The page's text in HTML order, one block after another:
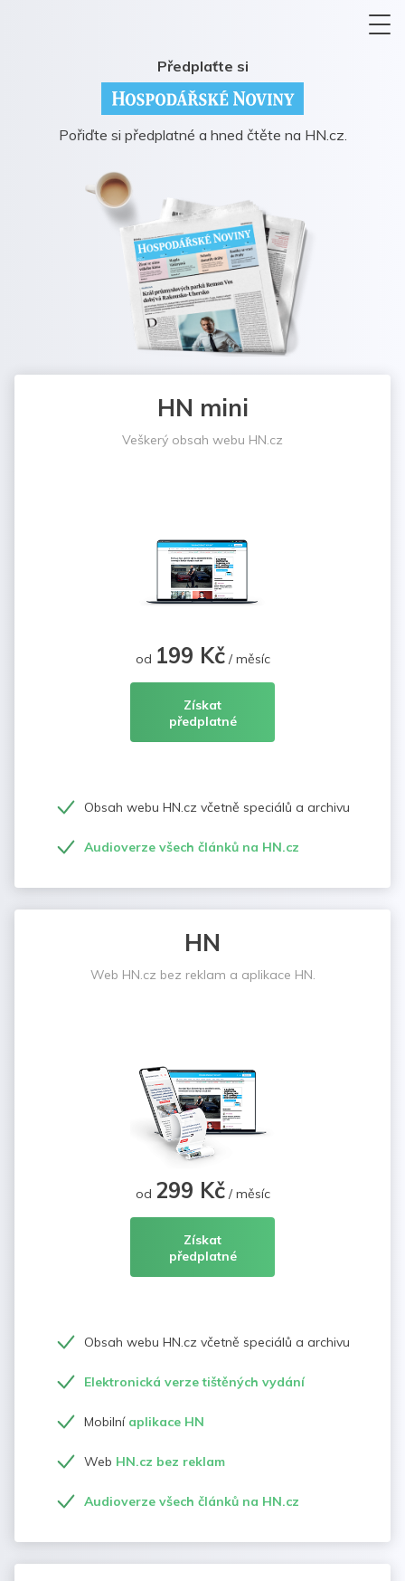
Předplaťte si
Pořiďte si předplatné a hned čtěte na HN.cz.
HN mini
Veškerý obsah webu HN.cz
od 199 Kč/ měsíc
Získat
předplatné
Obsah webu HN.cz včetně speciálů a archivu
Audioverze všech článků na HN.cz
HN
Web HN.cz bez reklam a aplikace HN.
od 299 Kč/ měsíc
Získat
předplatné
Obsah webu HN.cz včetně speciálů a archivu
Elektronická verze tištěných vydání
Mobilní aplikace HN
Web HN.cz bez reklam
Audioverze všech článků na HN.cz